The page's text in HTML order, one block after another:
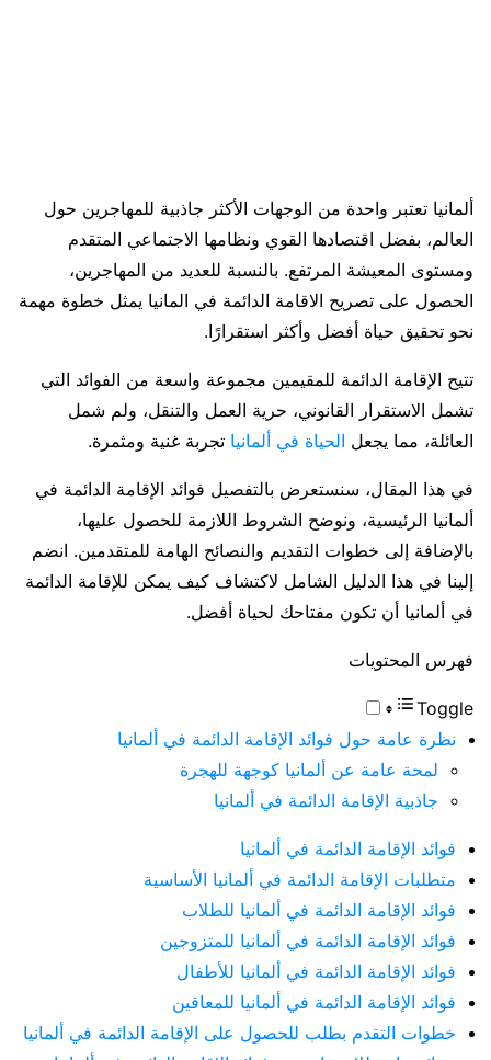
ألمانيا تعتبر واحدة من الوجهات الأكثر جاذبية للمهاجرين حول
العالم، بفضل اقتصادها القوي ونظامها الاجتماعي المتقدم
ومستوى المعيشة المرتفع. بالنسبة للعديد من المهاجرين،
الحصول على تصريح الاقامة الدائمة في المانيا يمثل خطوة مهمة
نحو تحقيق حياة أفضل وأكثر استقرارًا.
تتيح الإقامة الدائمة للمقيمين مجموعة واسعة من الفوائد التي
تشمل الاستقرار القانوني، حرية العمل والتنقل، ولم شمل
العائلة، مما يجعل الحياة في ألمانيا تجربة غنية ومثمرة.
في هذا المقال، سنستعرض بالتفصيل فوائد الإقامة الدائمة في
ألمانيا الرئيسية، ونوضح الشروط اللازمة للحصول عليها،
بالإضافة إلى خطوات التقديم والنصائح الهامة للمتقدمين. انضم
إلينا في هذا الدليل الشامل لاكتشاف كيف يمكن للإقامة الدائمة
في ألمانيا أن تكون مفتاحك لحياة أفضل.
فهرس المحتويات
Toggle
نظرة عامة حول فوائد الإقامة الدائمة في ألمانيا
لمحة عامة عن ألمانيا كوجهة للهجرة
جاذبية الإقامة الدائمة في ألمانيا
فوائد الإقامة الدائمة في ألمانيا
متطلبات الإقامة الدائمة في ألمانيا الأساسية
فوائد الإقامة الدائمة في ألمانيا للطلاب
فوائد الإقامة الدائمة في ألمانيا للمتزوجين
فوائد الإقامة الدائمة في ألمانيا للأطفال
فوائد الإقامة الدائمة في ألمانيا للمعاقين
خطوات التقدم بطلب للحصول على الإقامة الدائمة في ألمانيا